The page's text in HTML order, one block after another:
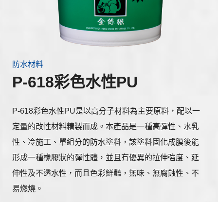
防水材料
P-618彩色水性PU
P-618彩色水性PU是以高分子材料為主要原料，配以一
定量的改性材料精製而成。本產品是一種高彈性、水乳
性、冷施工、單組分的防水塗料，該塗料固化成膜後能
形成一種橡膠狀的彈性體，並且有優異的拉伸強度、延
伸性及不透水性，而且色彩鮮豔，無味、無腐蝕性、不
易燃燒。